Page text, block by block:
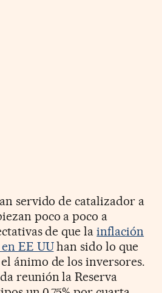
servido de catalizador a
poco a poco a
de que lainflación
EE UUhan sido lo que
ánimo de los inversores.
reunión la Reserva